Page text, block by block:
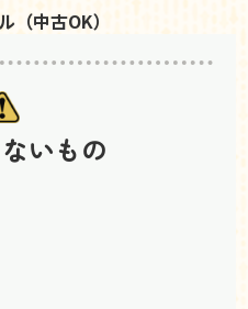
（中古OK）
いもの